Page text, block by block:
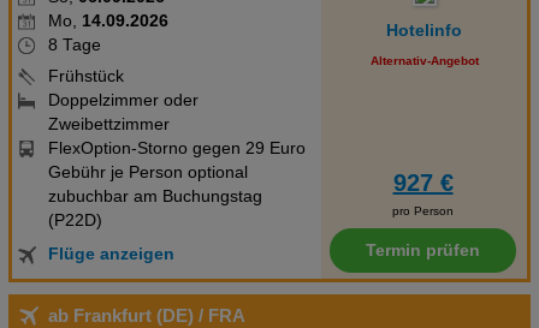
Mo, 14.09.2026
8 Tage
Frühstück
Doppelzimmer oder
Zweibettzimmer
FlexOption-Storno gegen 29 Euro
Gebühr je Person optional
zubuchbar am Buchungstag
(P22D)
Flüge anzeigen
Hotelinfo
Alternativ-Angebot
927 €
pro Person
Termin prüfen
ab Frankfurt (DE) / FRA